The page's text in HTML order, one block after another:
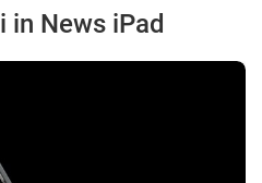
News iPad